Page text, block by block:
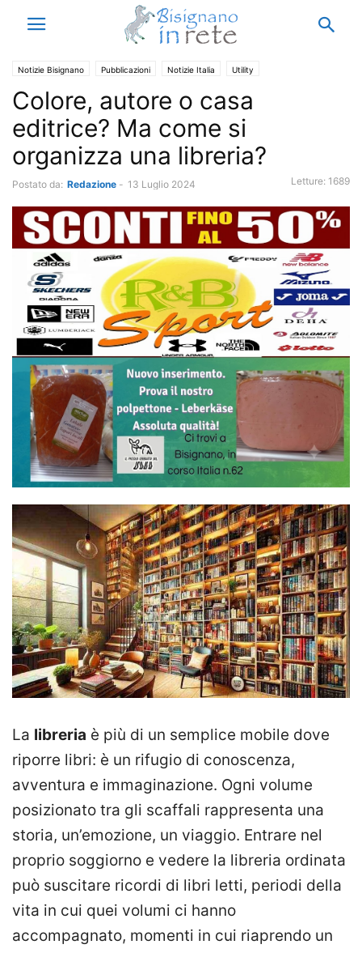
Notizie Bisignano Pubblicazioni Notizie Italia Utility
Colore, autore o casa
editrice? Ma come si
organizza una libreria?
Postato da: Redazione - 13 Luglio 2024 Letture: 1689
​​La libreria è più di un semplice mobile dove
riporre libri: è un rifugio di conoscenza,
avventura e immaginazione. Ogni volume
posizionato tra gli scaffali rappresenta una
storia, un’emozione, un viaggio. Entrare nel
proprio soggiorno e vedere la libreria ordinata
può suscitare ricordi di libri letti, periodi della
vita in cui quei volumi ci hanno
accompagnato, momenti in cui riaprendo un